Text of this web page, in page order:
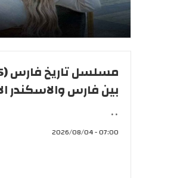
بين فارس والاسكندر
..
07:00 - 2026/08/04